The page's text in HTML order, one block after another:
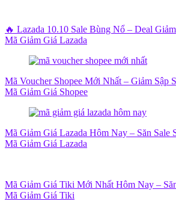
🔥 Lazada 10.10 Sale Bùng Nổ – Deal
Mã Giảm Giá Lazada
Mã Voucher Shopee Mới Nhất – Giảm Sập
Mã Giảm Giá Shopee
Mã Giảm Giá Lazada Hôm Nay – Săn Sale
Mã Giảm Giá Lazada
Mã Giảm Giá Tiki Mới Nhất Hôm Nay –
Mã Giảm Giá Tiki